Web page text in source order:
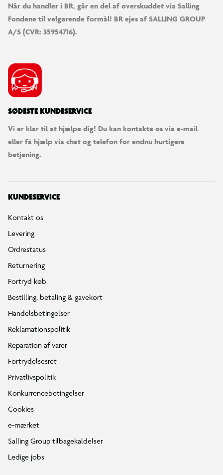
Når du handler i BR, går en del af overskuddet via Salling
Fondene til velgørende formål! BR ejes af SALLING GROUP
A/S (CVR: 35954716).
SØDESTE KUNDESERVICE
Vi er klar til at hjælpe dig! Du kan kontakte os via e-mail
eller få hjælp via chat og telefon for endnu hurtigere
betjening.
KUNDESERVICE
Kontakt os
Levering
Ordrestatus
Returnering
Fortryd køb
Bestilling, betaling & gavekort
Handelsbetingelser
Reklamationspolitik
Reparation af varer
Fortrydelsesret
Privatlivspolitik
Konkurrencebetingelser
Cookies
e-mærket
Salling Group tilbagekaldelser
Ledige jobs